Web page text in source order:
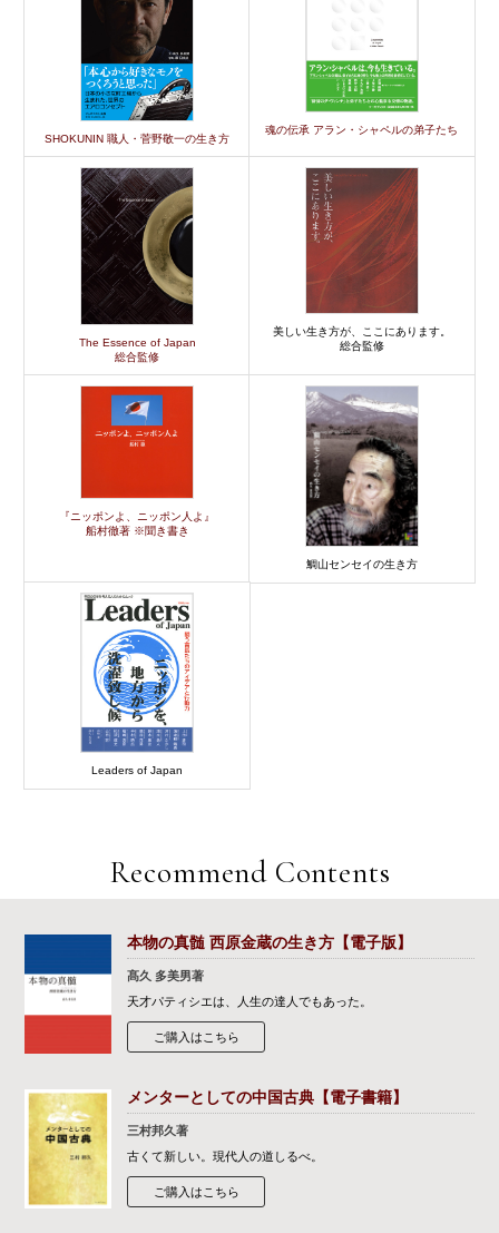
SHOKUNIN 職人・菅野敬一の生き方
魂の伝承 アラン・シャペルの弟子たち
The Essence of Japan
総合監修
美しい生き方が、ここにあります。
総合監修
『ニッポンよ、ニッポン人よ』
船村徹著 ※聞き書き
鯛山センセイの生き方
Leaders of Japan
Recommend Contents
本物の真髄 西原金蔵の生き方【電子版】
髙久 多美男著
天才パティシエは、人生の達人でもあった。
ご購入はこちら
メンターとしての中国古典【電子書籍】
三村邦久著
古くて新しい。現代人の道しるべ。
ご購入はこちら